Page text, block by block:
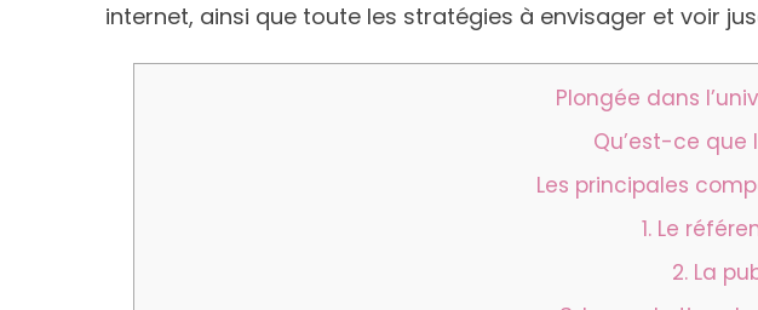
internet, ainsi que toute les stratégies à envisager et voir
Plongée dans
Qu’est-ce
Les principales
1. Le
2. La